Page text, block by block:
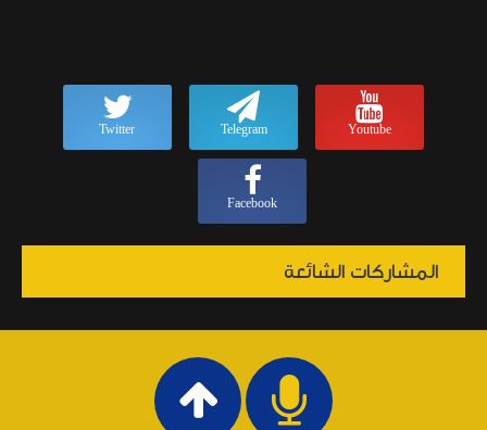
Youtube
Telegram
Twitter
Facebook
المشاركات الشائعة